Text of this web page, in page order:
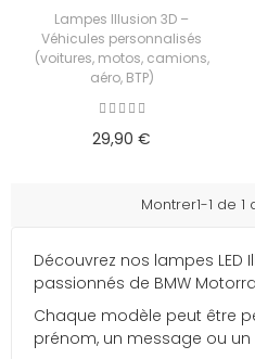
Lampes Illusion 3D –
Véhicules personnalisés
(voitures, motos, camions,
aéro, BTP)
29,90 €
Montrer1-1 de
Découvrez nos lampes LED
passionnés de BMW
Chaque modèle peut être
prénom, un message ou un